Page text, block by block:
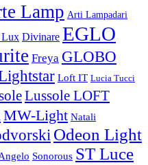
Lamp Arti Lampadari
Lux Divinare EGLO
Freya GLOBO
Loft IT Lucia Tucci
Lussole LOFT
MW-Light Natali
Odeon Light
Sonorous ST Luce